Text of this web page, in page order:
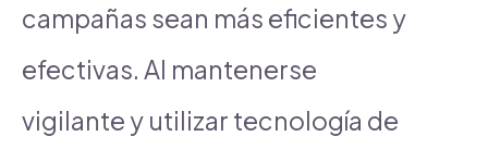
campañas sean más eficientes y
efectivas. Al mantenerse
vigilante y utilizar tecnología de